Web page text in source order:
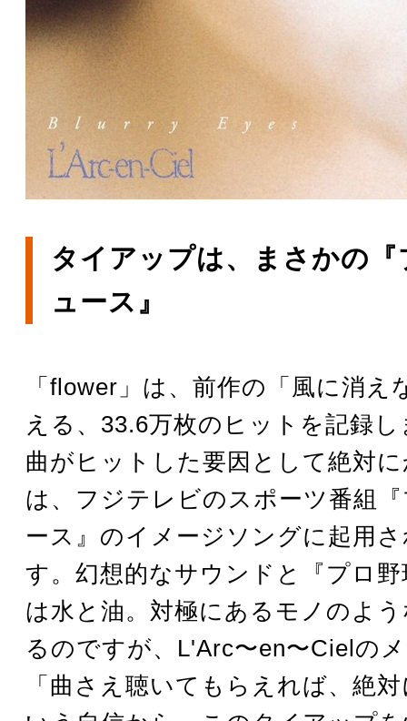
タイアップは、まさかの『
ュース』
「flower」は、前作の「風に消え
える、33.6万枚のヒットを記録
曲がヒットした要因として絶対
は、フジテレビのスポーツ番組
ース』のイメージソングに起用
す。幻想的なサウンドと『プロ
は水と油。対極にあるモノのよ
るのですが、L'Arc〜en〜Cielの
「曲さえ聴いてもらえれば、絶